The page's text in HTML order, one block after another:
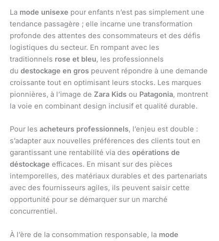
La mode unisexe pour enfants n’est pas simplement une
tendance passagère ; elle incarne une transformation
profonde des attentes des consommateurs et des défis
logistiques du secteur. En rompant avec les
traditionnels rose et bleu, les professionnels
du destockage en gros peuvent répondre à une demande
croissante tout en optimisant leurs stocks. Les marques
pionnières, à l’image de Zara Kids ou Patagonia, montrent
la voie en combinant design inclusif et qualité durable.
Pour les acheteurs professionnels, l’enjeu est double :
s’adapter aux nouvelles préférences des clients tout en
garantissant une rentabilité via des opérations de
déstockage efficaces. En misant sur des pièces
intemporelles, des matériaux durables et des partenariats
avec des fournisseurs agiles, ils peuvent saisir cette
opportunité pour se démarquer sur un marché
concurrentiel.
À l’ère de la consommation responsable, la mode